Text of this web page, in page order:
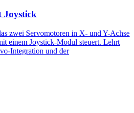
Joystick
zwei Servomotoren in X- und Y-Achse
einem Joystick-Modul steuert. Lehrt
Integration und der